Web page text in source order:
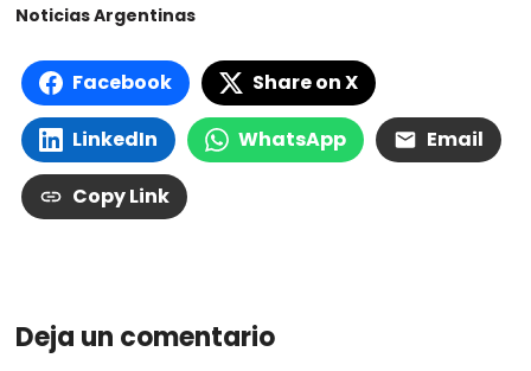
Noticias Argentinas
Facebook Share on X
LinkedIn WhatsApp Email
Copy Link
Deja un comentario